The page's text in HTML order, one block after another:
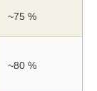
~75 %
~80 %